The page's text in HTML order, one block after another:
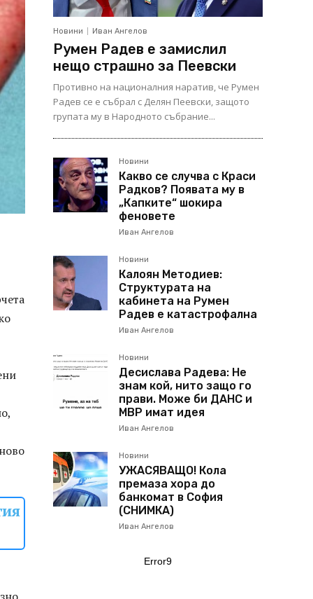
Новини Иван Ангелов
Румен Радев е замислил
нещо страшно за Пеевски
Противно на националния наратив, че Румен
Радев се е събрал с Делян Пеевски, защото
групата му в Народното събрание...
Новини
Какво се случва с Краси
Радков? Появата му в
„Капките“ шокира
феновете
Иван Ангелов
Новини
Калоян Методиев:
Структурата на
кабинета на Румен
Радев е катастрофална
Иван Ангелов
Новини
Десислава Радева: Не
знам кой, нито защо го
прави. Може би ДАНС и
МВР имат идея
Иван Ангелов
Новини
УЖАСЯВАЩО! Кола
премаза хора до
банкомат в София
(СНИМКА)
Иван Ангелов
Error9